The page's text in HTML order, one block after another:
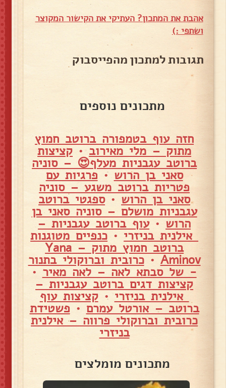
אהבת את המתכון? העתיקי את הקישור המקוצר
ושתפי :)
תגובות למתכון מהפייסבוק
מתכונים נוספים
חזה עוף בטמפורה ברוטב חמוץ
מתוק – מלי מאירוב• קציצות
ברוטב עגבניות מעלף😍 – סוניה
סאני בן הרוש • פרגיות עם
פטריות ברוטב משגע – סוניה
סאני בן הרוש •ספגטי ברוטב
עגבניות מושלם – סוניה סאני בן
הרוש •עוף ברוטב עגבניות –
אילנית בניזרי • כנפיים מטוגנות
ברוטב חמוץ מתוק – Yana
Aminov
•כרובית וברוקולי בתנור
- של סבתא לאה – לאה מאיר •
קציצות דגים ברוטב עגבניות –
אילנית בניזרי •קציצות עוף
ברוטב – אורטל עמרם • פשטידת
כרובית וברוקולי פרווה – אילנית
בניזרי
מתכונים מומלצים